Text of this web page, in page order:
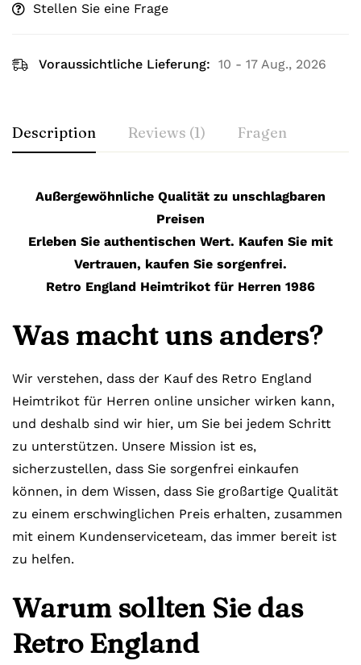
Stellen Sie eine Frage
Voraussichtliche Lieferung: 10 - 17 Aug., 2026
Description Reviews (1) Fragen
Außergewöhnliche Qualität zu unschlagbaren
Preisen
Erleben Sie authentischen Wert. Kaufen Sie mit
Vertrauen, kaufen Sie sorgenfrei.
Retro England Heimtrikot für Herren 1986
Was macht uns anders?
Wir verstehen, dass der Kauf des Retro England
Heimtrikot für Herren online unsicher wirken kann,
und deshalb sind wir hier, um Sie bei jedem Schritt
zu unterstützen. Unsere Mission ist es,
sicherzustellen, dass Sie sorgenfrei einkaufen
können, in dem Wissen, dass Sie großartige Qualität
zu einem erschwinglichen Preis erhalten, zusammen
mit einem Kundenserviceteam, das immer bereit ist
zu helfen.
Warum sollten Sie das
Retro England